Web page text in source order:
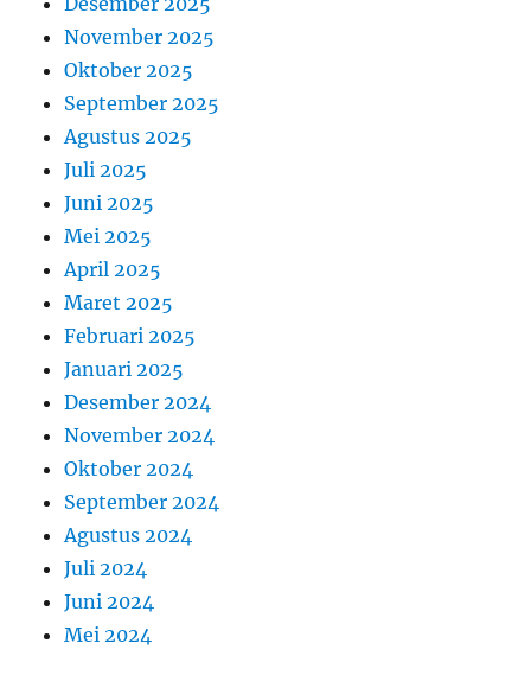
November 2025
Oktober 2025
September 2025
Agustus 2025
Juli 2025
Juni 2025
Mei 2025
April 2025
Maret 2025
Februari 2025
Januari 2025
Desember 2024
November 2024
Oktober 2024
September 2024
Agustus 2024
Juli 2024
Juni 2024
Mei 2024